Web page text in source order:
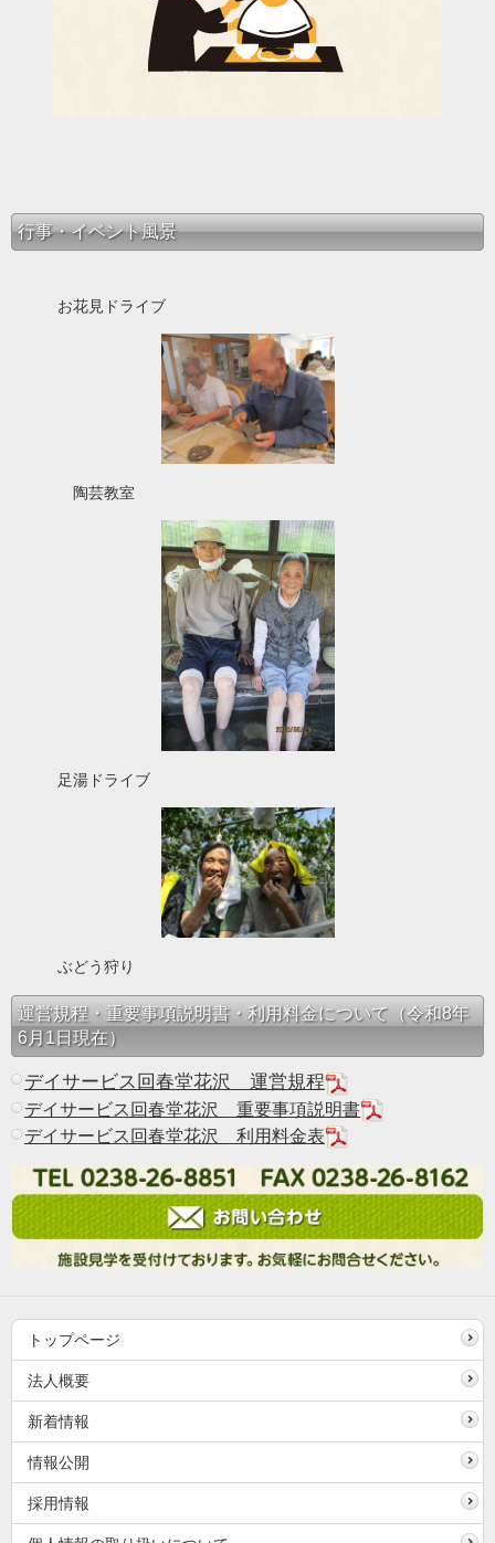
行事・イベント風景
お花見ドライブ
陶芸教室
足湯ドライブ
ぶどう狩り
運営規程・重要事項説明書・利用料金について（令和8年
6月1日現在）
デイサービス回春堂花沢 運営規程
デイサービス回春堂花沢 重要事項説明書
デイサービス回春堂花沢 利用料金表
トップページ
法人概要
新着情報
情報公開
採用情報